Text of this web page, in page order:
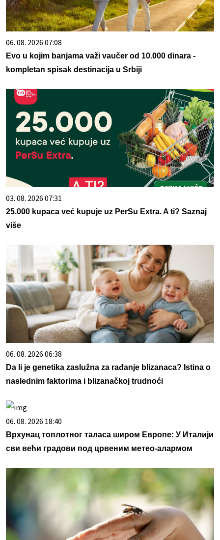
06. 08. 2026 07:08
Evo u kojim banjama važi vaučer od 10.000 dinara -
kompletan spisak destinacija u Srbiji
03. 08. 2026 07:31
25.000 kupaca već kupuje uz PerSu Extra. A ti? Saznaj
više
06. 08. 2026 06:38
Da li je genetika zaslužna za rađanje blizanaca? Istina o
naslednim faktorima i blizanačkoj trudnoći
06. 08. 2026 18:40
Врхунац топлотног таласа широм Европе: У Италији
сви већи градови под црвеним метео-алармом